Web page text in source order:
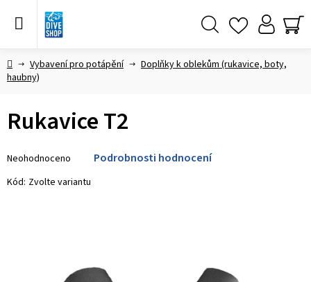
DomůVybavení pro potápění
Doplňky k oblekům (rukavice, boty,
haubny)
Rukavice T2
hodnocení
produktu
Neohodnoceno Podrobnosti hodnocení
Kód: Zvolte variantu